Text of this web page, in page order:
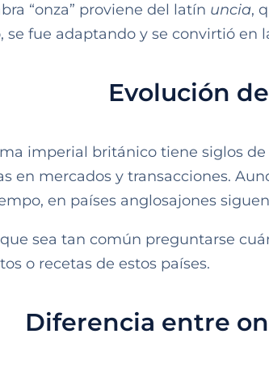
“onza” proviene del latín uncia,
se fue adaptando y se convirtió en
Evolución
imperial británico tiene siglos
en mercados y transacciones.
en países anglosajones
sea tan común preguntarse
o recetas de estos países.
Diferencia entre